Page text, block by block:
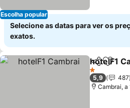
Escolha popular
Selecione as datas para ver os
exatos.
Partilhar
hotelF1
1 Estrelas
5,9
487
Cambrai, a